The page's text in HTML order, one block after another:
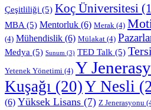
Çeşitliliği (5) Koç Üniversitesi
MBA (5) Mentorluk (6) Merak (4)
(4) Mühendislik (6) Mülakat (4)
Medya (5) Sunum (3) TED Talk (5)
Yetenek Yönetimi (4) Y
Kuşağı (20)Y Nesli
(6) Yüksek Lisans (7) Z Jenerasyonu